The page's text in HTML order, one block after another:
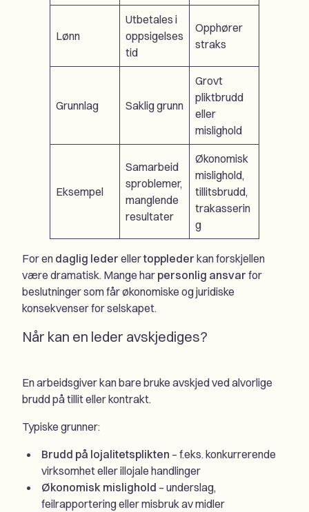
Lønn
Utbetales i
oppsigelses
tid
Opphører
straks
Grunnlag Saklig grunn
Grovt
pliktbrudd
eller
mislighold
Eksempel
Samarbeid
sproblemer,
manglende
resultater
Økonomisk
mislighold,
tillitsbrudd,
trakasserin
g
For en daglig leder ellertoppleder kan forskjellen
være dramatisk. Mange har personlig ansvar for
beslutninger som får økonomiske og juridiske
konsekvenser for selskapet.
Når kan en leder avskjediges?
En arbeidsgiver kan bare bruke avskjed ved alvorlige
brudd på tillit eller kontrakt.
Typiske grunner:
Brudd på lojalitetsplikten – f.eks. konkurrerende
virksomhet eller illojale handlinger
Økonomisk mislighold – underslag,
feilrapportering eller misbruk av midler